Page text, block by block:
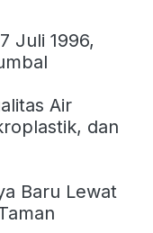
Juli 1996,
Air
dan
Baru Lewat